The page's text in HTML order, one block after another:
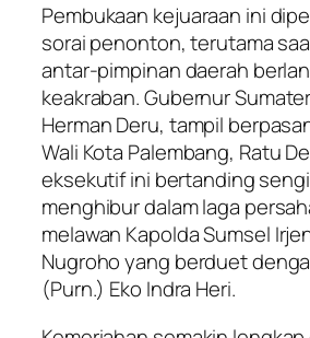
​Pembukaan kejuaraan ini
sorai penonton, terutama
antar-pimpinan daerah
keakraban. Gubernur
Herman Deru, tampil
Wali Kota Palembang, Ratu
eksekutif ini bertanding
menghibur dalam laga
melawan Kapolda Sumsel
Nugroho yang berduet
(Purn.) Eko Indra Heri.